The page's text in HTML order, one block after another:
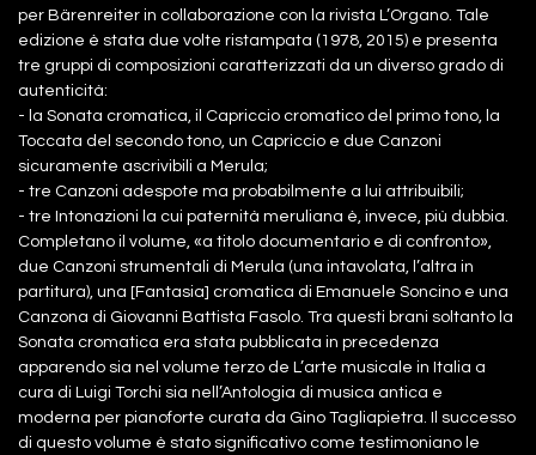
per Bärenreiter in collaborazione con la rivista L’Organo. Tale
edizione è stata due volte ristampata (1978, 2015) e presenta
tre gruppi di composizioni caratterizzati da un diverso grado di
autenticità:
- la Sonata cromatica, il Capriccio cromatico del primo tono, la
Toccata del secondo tono, un Capriccio e due Canzoni
sicuramente ascrivibili a Merula;
- tre Canzoni adespote ma probabilmente a lui attribuibili;
- tre Intonazioni la cui paternità meruliana è, invece, più dubbia.
Completano il volume, «a titolo documentario e di confronto»,
due Canzoni strumentali di Merula (una intavolata, l’altra in
partitura), una [Fantasia] cromatica di Emanuele Soncino e una
Canzona di Giovanni Battista Fasolo. Tra questi brani soltanto la
Sonata cromatica era stata pubblicata in precedenza
apparendo sia nel volume terzo de L’arte musicale in Italia a
cura di Luigi Torchi sia nell’Antologia di musica antica e
moderna per pianoforte curata da Gino Tagliapietra. Il successo
di questo volume è stato significativo come testimoniano le